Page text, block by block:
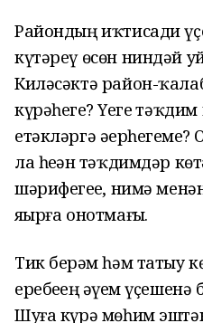
Райондың иҡтисади
күтәреү өсөн ниндәй
Киләсәктә район-
күрәһегеҙ? Үҙегеҙ
етәкләргә
ла һеҙҙән тәҡдимдәр
шәрифегеҙҙе, нимә
яҙырға онотмағыҙ.
Тик берҙәм һәм татыу
еребеҙҙең әүҙем
Шуға күрә мөһим